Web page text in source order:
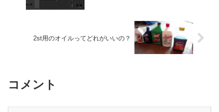
2st用のオイルってどれがいいの？
コメント